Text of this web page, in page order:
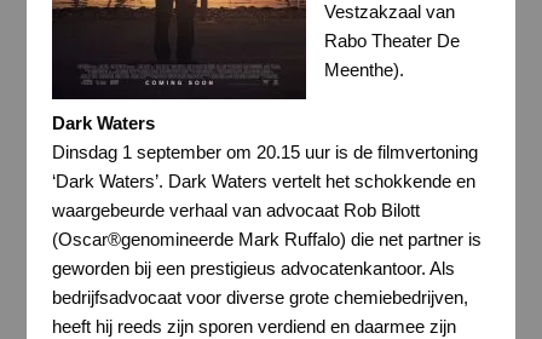
Vestzakzaal van
Rabo Theater De
Meenthe).
Dark Waters
Dinsdag 1 september om 20.15 uur is de filmvertoning
‘Dark Waters’. Dark Waters vertelt het schokkende en
waargebeurde verhaal van advocaat Rob Bilott
(Oscar®genomineerde Mark Ruffalo) die net partner is
geworden bij een prestigieus advocatenkantoor. Als
bedrijfsadvocaat voor diverse grote chemiebedrijven,
heeft hij reeds zijn sporen verdiend en daarmee zijn